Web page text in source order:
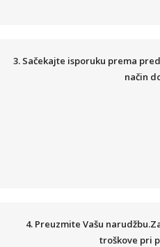
3. Sačekajte isporuku prema
način
4. Preuzmite Vašu
troškove pri